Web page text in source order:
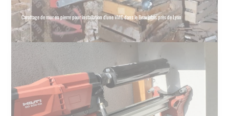
Carottage de mur en pierre pour installation d'une VMC dans le Beaujolais près de Lyon